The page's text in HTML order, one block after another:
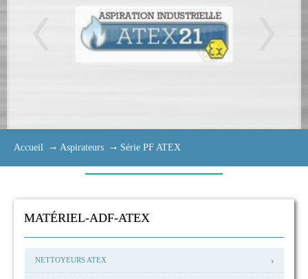
Accueil Aspirateurs Série PF ATEX
MATÉRIEL-ADF-ATEX
NETTOYEURS ATEX